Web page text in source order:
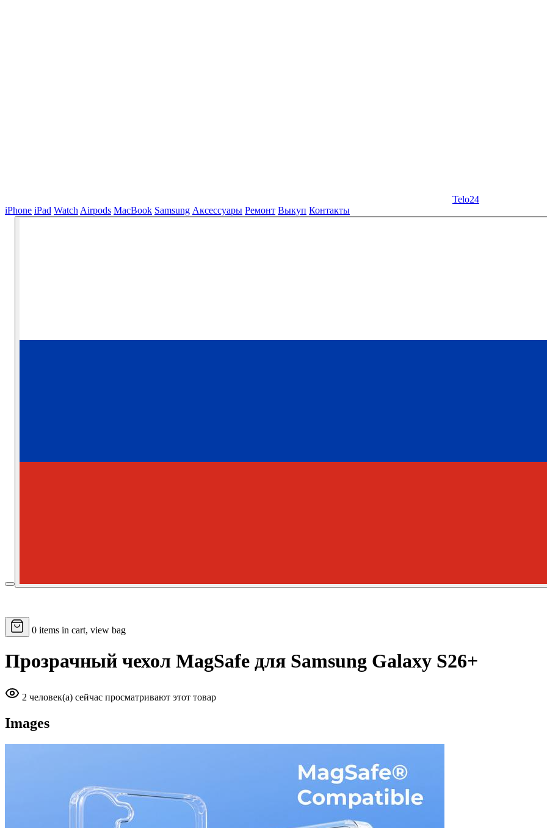
Telo24
iPhone iPad Watch Airpods MacBook Samsung Аксессуары Ремонт Выкуп Контакты
0 items in cart, view bag
Прозрачный чехол MagSafe для Samsung Galaxy S26+
2 человек(а) сейчас просматривают этот товар
Images